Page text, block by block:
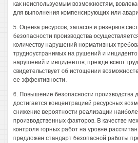
как неиспользуемым возможностям,
для выполнения компенсирующих или
5. Оценка ресурсов, запасов и резервов
безопасности производства
количеству нарушений нормативных
трудноустранимых на рушений и
нарушений и инцидентов, прежде всего
свидетельствует об истощении
ее эффективности.
6. Повышение безопасности производства
достигается концентрацией ресурсных
снижение вероятности реализации
производственных факторов. В качестве
контроля горных работ на уровне
предложен стандарт безопасной работы